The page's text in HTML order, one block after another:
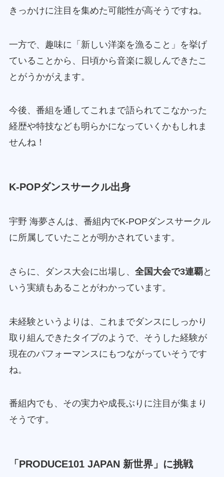
きっかけに注目を集めた可能性が高そうですね。
一方で、趣味に「新しい洋楽を漁ること」を挙げ
ていることから、日頃から音楽に親しんできたこ
とがうかがえます。
今後、番組を通してこれまで語られてこなかった
経歴や特技なども明らかになっていくかもしれま
せんね！
K-POPダンスサークル出身
宇野 海夢さんは、番組内でK-POPダンスサークル
に所属していたことが明かされています。
さらに、ダンス大会に出場し、 全国大会で3連覇と
いう実績もあることがわかっています。
未経験というよりは、これまでダンスにしっかり
取り組んできたタイプのようで、そうした経験が
現在のパフォーマンスにもつながっていそうです
ね。
番組内でも、その実力や成長ぶりに注目が集まり
そうです。
「PRODUCE101 JAPAN 新世界」に挑戦